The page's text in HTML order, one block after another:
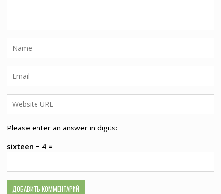
Please enter an answer in digits:
sixteen − 4 =